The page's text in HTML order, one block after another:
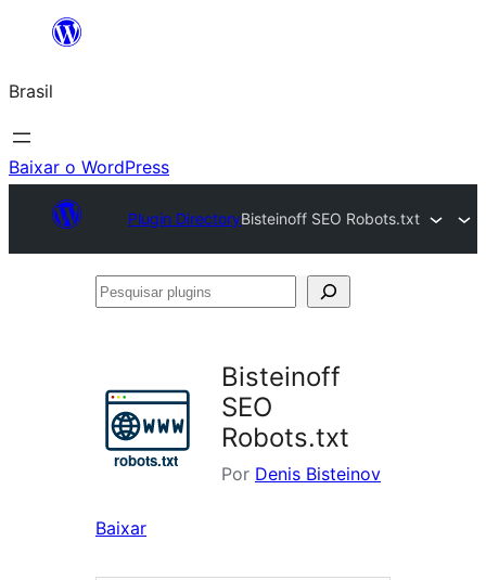
o
conteúdo
Brasil
Baixar o WordPress
Plugin DirectoryBisteinoff SEO Robots.txt
Pesquisar
Bisteinoff
SEO
Robots.txt
Por Denis Bisteinov
Baixar